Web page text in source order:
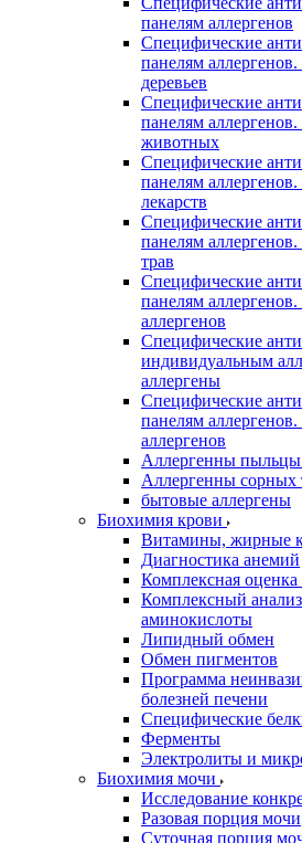
панелям аллергенов
Специфические
панелям
деревьев
Специфические
панелям
животных
Специфические
панелям
лекарств
Специфические
панелям
трав
Специфические
панелям
аллергенов
Специфические
индивидуальным
аллергены
Специфические
панелям
аллергенов
Аллергенны пыльцы
Аллергенны сорных
бытовые аллергены
Биохимия крови
Витамины, жирные
Диагностика анемий
Комплексная оценка
Комплексный
аминокислоты
Липидный обмен
Обмен пигментов
Программа
болезней печени
Специфические
Ферменты
Электролиты и
Биохимия мочи
Исследование
Разовая порция мочи
Суточная порция